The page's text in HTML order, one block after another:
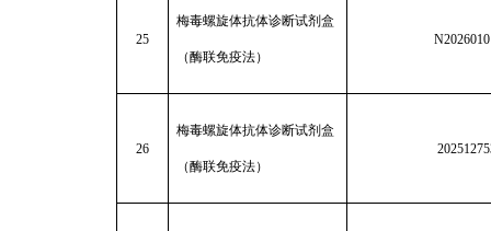
25
梅毒螺旋体抗体诊断试剂盒
（酶联免疫法）
26
梅毒螺旋体抗体诊断试剂盒
（酶联免疫法）